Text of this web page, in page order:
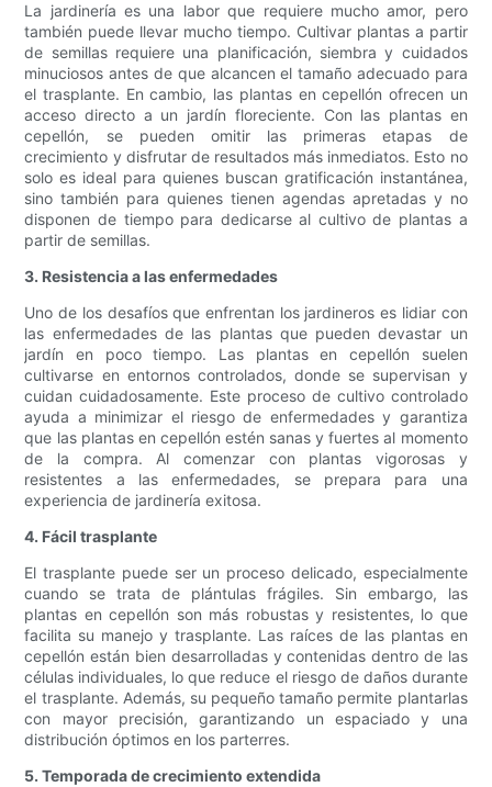
La jardinería es una labor que requiere mucho amor, pero
también puede llevar mucho tiempo. Cultivar plantas a partir
de semillas requiere una planificación, siembra y cuidados
minuciosos antes de que alcancen el tamaño adecuado para
el trasplante. En cambio, las plantas en cepellón ofrecen un
acceso directo a un jardín floreciente. Con las plantas en
cepellón, se pueden omitir las primeras etapas de
crecimiento y disfrutar de resultados más inmediatos. Esto no
solo es ideal para quienes buscan gratificación instantánea,
sino también para quienes tienen agendas apretadas y no
disponen de tiempo para dedicarse al cultivo de plantas a
partir de semillas.
3. Resistencia a las enfermedades
Uno de los desafíos que enfrentan los jardineros es lidiar con
las enfermedades de las plantas que pueden devastar un
jardín en poco tiempo. Las plantas en cepellón suelen
cultivarse en entornos controlados, donde se supervisan y
cuidan cuidadosamente. Este proceso de cultivo controlado
ayuda a minimizar el riesgo de enfermedades y garantiza
que las plantas en cepellón estén sanas y fuertes al momento
de la compra. Al comenzar con plantas vigorosas y
resistentes a las enfermedades, se prepara para una
experiencia de jardinería exitosa.
4. Fácil trasplante
El trasplante puede ser un proceso delicado, especialmente
cuando se trata de plántulas frágiles. Sin embargo, las
plantas en cepellón son más robustas y resistentes, lo que
facilita su manejo y trasplante. Las raíces de las plantas en
cepellón están bien desarrolladas y contenidas dentro de las
células individuales, lo que reduce el riesgo de daños durante
el trasplante. Además, su pequeño tamaño permite plantarlas
con mayor precisión, garantizando un espaciado y una
distribución óptimos en los parterres.
5. Temporada de crecimiento extendida